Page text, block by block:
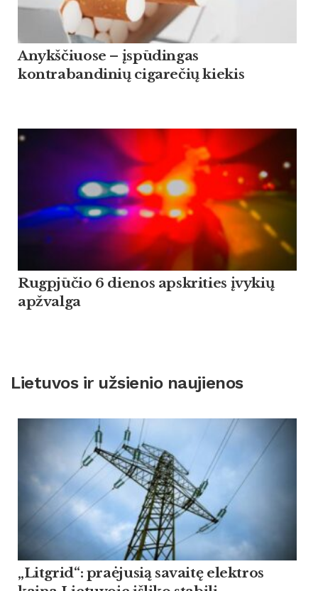
Anykščiuose – įspūdingas
kontrabandinių cigarečių kiekis
Rugpjūčio 6 dienos apskrities įvykių
apžvalga
Lietuvos ir užsienio naujienos
„Litgrid“: praėjusią savaitę elektros